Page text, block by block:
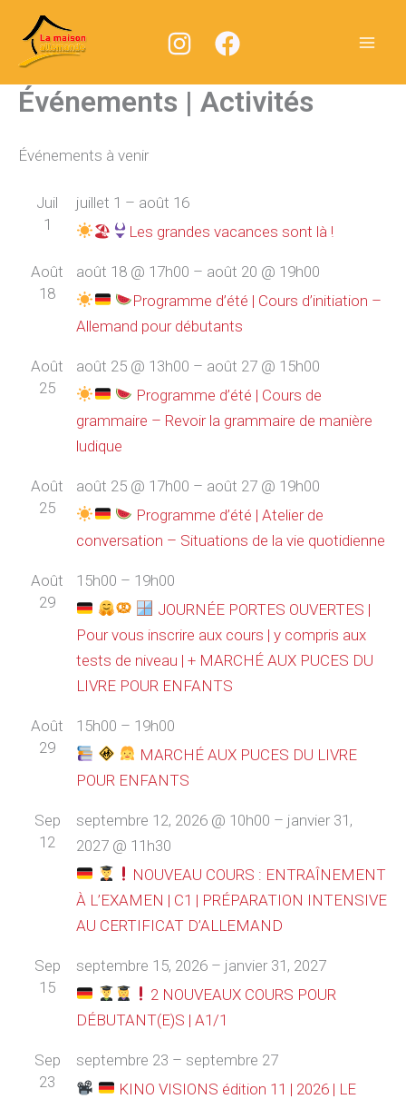
contenu
Événements | Activités
Événements à venir
Juil
1
juillet 1 – août 16
🏖
Les grandes vacances sont là !
Août
18
août 18 @ 17h00 – août 20 @ 19h00
Programme d’été | Cours d’initiation –
Allemand pour débutants
Août
25
août 25 @ 13h00 – août 27 @ 15h00
Programme d’été | Cours de
grammaire – Revoir la grammaire de manière
ludique
Août
25
août 25 @ 17h00 – août 27 @ 19h00
Programme d’été | Atelier de
conversation – Situations de la vie quotidienne
Août
29
15h00 – 19h00
JOURNÉE PORTES OUVERTES |
Pour vous inscrire aux cours | y compris aux
tests de niveau | + MARCHÉ AUX PUCES DU
LIVRE POUR ENFANTS
Août
29
15h00 – 19h00
MARCHÉ AUX PUCES DU LIVRE
POUR ENFANTS
Sep
12
septembre 12, 2026 @ 10h00 – janvier 31,
2027 @ 11h30
NOUVEAU COURS : ENTRAÎNEMENT
À L’EXAMEN | C1 | PRÉPARATION INTENSIVE
AU CERTIFICAT D’ALLEMAND
Sep
15
septembre 15, 2026 – janvier 31, 2027
2 NOUVEAUX COURS POUR
DÉBUTANT(E)S | A1/1
Sep
23
septembre 23 – septembre 27
KINO VISIONS édition 11 | 2026 | LE